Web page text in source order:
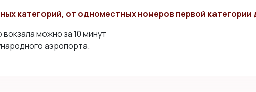
категорий, от одноместных номеров первой категории
можно за 10 минут
аэропорта.